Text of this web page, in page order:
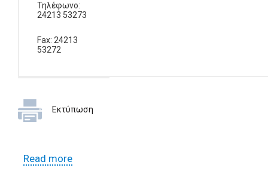
Τηλέφωνο:
24213 53273
Fax: 24213
53272
Εκτύπωση
Read moreabout ΠΡΟΣΚΛΗΣΗ ΥΠΟΒΟΛΗΣ